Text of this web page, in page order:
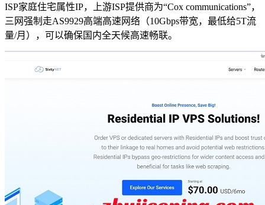
ISP家庭住宅属性IP，上游ISP提供商为“Cox communications”，
三网强制走AS9929高端高速网络（10Gbps带宽，最低给5T流
量/月），可以确保国内全天候高速畅联。